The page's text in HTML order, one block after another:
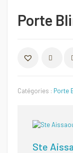
Porte
Catégories : Porte
Ste